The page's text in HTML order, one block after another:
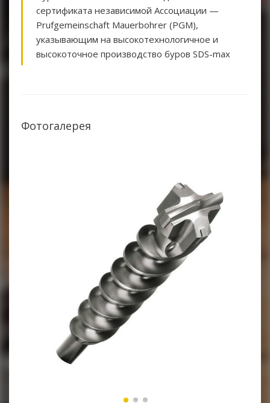
сертификата независимой Ассоциации —
Prufgemeinschaft Mauerbohrer (PGM),
указывающим на высокотехнологичное и
высокоточное производство буров SDS-max
Фотогалерея